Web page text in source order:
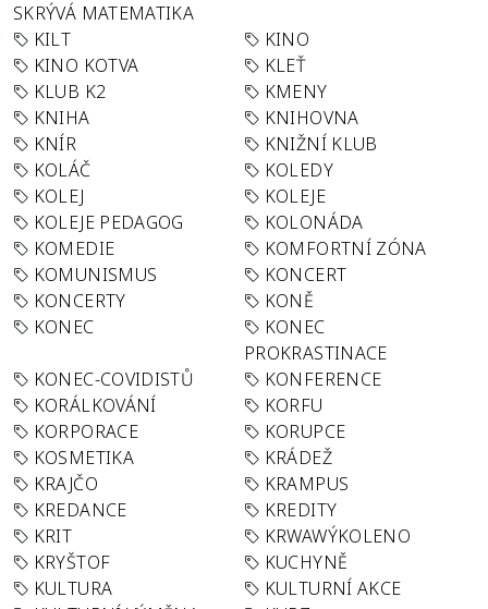
SKRÝVÁ MATEMATIKA
KILT
KINO
KINO KOTVA
KLEŤ
KLUB K2
KMENY
KNIHA
KNIHOVNA
KNÍR
KNIŽNÍ KLUB
KOLÁČ
KOLEDY
KOLEJ
KOLEJE
KOLEJE PEDAGOG
KOLONÁDA
KOMEDIE
KOMFORTNÍ ZÓNA
KOMUNISMUS
KONCERT
KONCERTY
KONĚ
KONEC
KONEC
PROKRASTINACE
KONEC-COVIDISTŮ
KONFERENCE
KORÁLKOVÁNÍ
KORFU
KORPORACE
KORUPCE
KOSMETIKA
KRÁDEŽ
KRAJČO
KRAMPUS
KREDANCE
KREDITY
KRIT
KRWAWÝKOLENO
KRYŠTOF
KUCHYNĚ
KULTURA
KULTURNÍ AKCE